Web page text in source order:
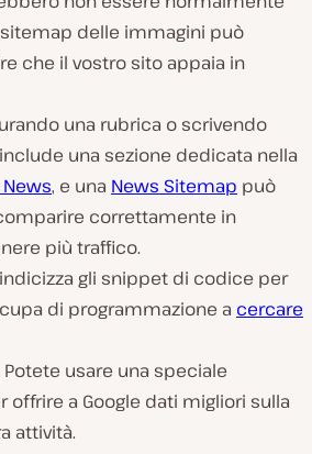
sitemap delle immagini può
che il vostro sito appaia in
una rubrica o scrivendo
una sezione dedicata nella
News, e una News Sitemap può
correttamente in
più traffico.
gli snippet di codice per
di programmazione a cercare
Potete usare una speciale
offrire a Google dati migliori sulla
attività.